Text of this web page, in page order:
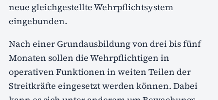
neue gleichgestellte Wehrpflichtsystem
eingebunden.
Nach einer Grundausbildung von drei bis fünf
Monaten sollen die Wehrpflichtigen in
operativen Funktionen in weiten Teilen der
Streitkräfte eingesetzt werden können. Dabei